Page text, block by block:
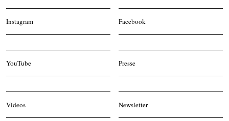
Instagram Facebook
YouTube Presse
Videos Newsletter